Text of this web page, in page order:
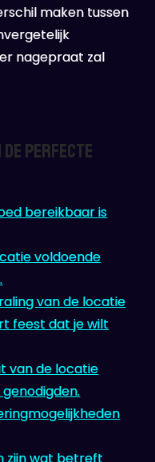
maken tussen
nagepraat zal
de Perfecte
bereikbaar is
voldoende
van de locatie
feest dat je wilt
van de locatie